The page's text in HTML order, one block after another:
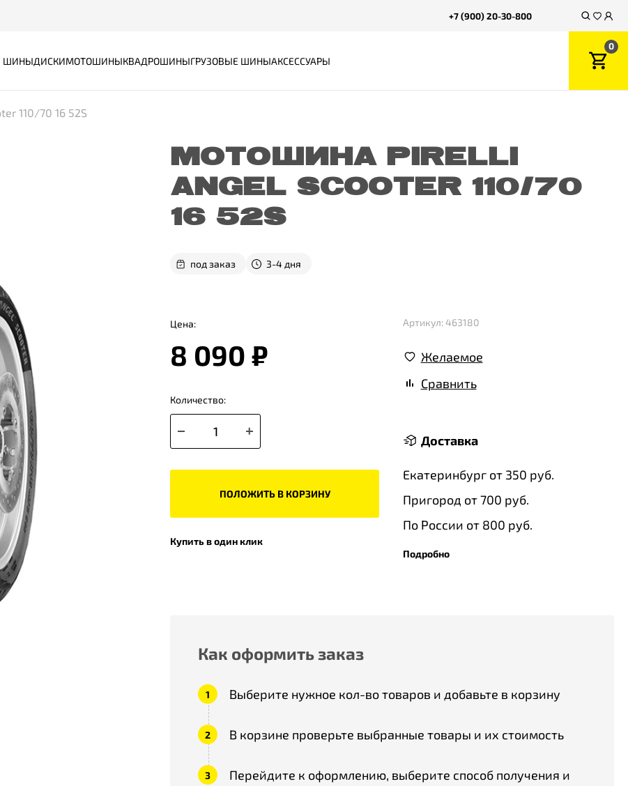
+7 (900) 20-30-800
ШИНЫДИСКИМОТОШИНЫКВАДРОШИНЫГРУЗОВЫЕ ШИНЫАКСЕССУАРЫ
0
110/70 16 52S
МОТОШИНА PIRELLI
ANGEL SCOOTER 110/70
16 52S
под заказ 3-4 дня
Цена:
8 090 ₽
Количество:
ПОЛОЖИТЬ В КОРЗИНУ
Купить в один клик
Артикул: 463180
Желаемое
Сравнить
Доставка
Екатеринбург от 350 руб.
Пригород от 700 руб.
По России от 800 руб.
Подробно
Как оформить заказ
Выберите нужное кол-во товаров и добавьте в корзину
В корзине проверьте выбранные товары и их стоимость
Перейдите к оформлению, выберите способ получения и